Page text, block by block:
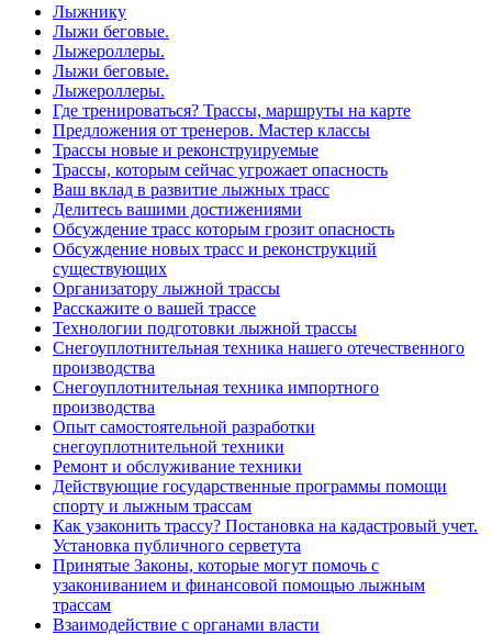
Лыжнику
Лыжи беговые.
Лыжероллеры.
Лыжи беговые.
Лыжероллеры.
Где тренироваться? Трассы, маршруты на карте
Предложения от тренеров. Мастер классы
Трассы новые и реконструируемые
Трассы, которым сейчас угрожает опасность
Ваш вклад в развитие лыжных трасс
Делитесь вашими достижениями
Обсуждение трасс которым грозит опасность
Обсуждение новых трасс и реконструкций
существующих
Организатору лыжной трассы
Расскажите о вашей трассе
Технологии подготовки лыжной трассы
Снегоуплотнительная техника нашего отечественного
производства
Снегоуплотнительная техника импортного
производства
Опыт самостоятельной разработки
снегоуплотнительной техники
Ремонт и обслуживание техники
Действующие государственные программы помощи
спорту и лыжным трассам
Как узаконить трассу? Постановка на кадастровый учет.
Установка публичного серветута
Принятые Законы, которые могут помочь с
узакониванием и финансовой помощью лыжным
трассам
Взаимодействие с органами власти